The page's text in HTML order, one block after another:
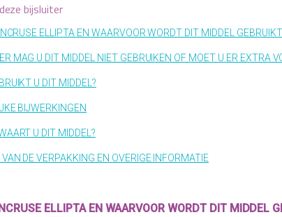
bijsluiter
ELLIPTA EN WAARVOOR WORDT DIT MIDDEL
MAG U DIT MIDDEL NIET GEBRUIKEN OF MOET U ER EXTRA
U DIT MIDDEL?
BIJWERKINGEN
U DIT MIDDEL?
VAN DE VERPAKKING EN OVERIGE INFORMATIE
ELLIPTA EN WAARVOOR WORDT DIT MIDDEL